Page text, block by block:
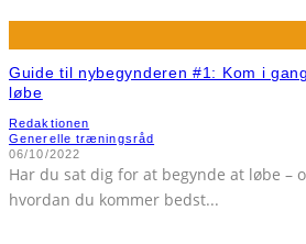
Guide til nybegynderen #1: Kom i
løbe
Redaktionen
Generelle træningsråd
06/10/2022
Har du sat dig for at begynde at løbe –
hvordan du kommer bedst...